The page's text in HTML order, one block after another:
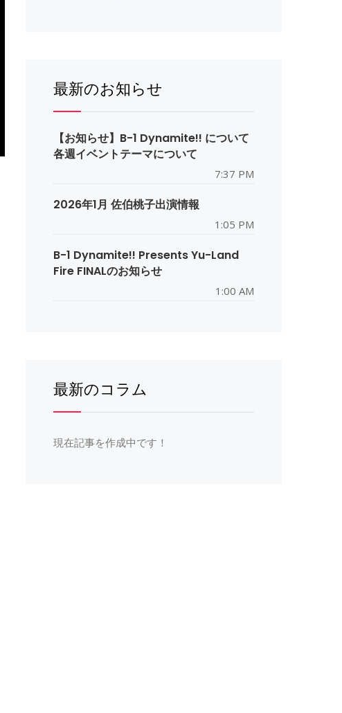
最新のお知らせ
【お知らせ】B-1 Dynamite!! について
各週イベントテーマについて
7:37 PM
2026年1月 佐伯桃子出演情報
1:05 PM
B-1 Dynamite!! Presents Yu-Land
Fire FINALのお知らせ
1:00 AM
最新のコラム
現在記事を作成中です！